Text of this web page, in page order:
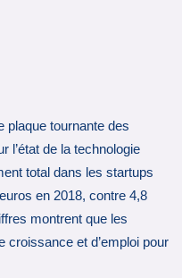
plaque tournante des
l’état de la technologie
total dans les startups
en 2018, contre 4,8
montrent que les
croissance et d’emploi pour